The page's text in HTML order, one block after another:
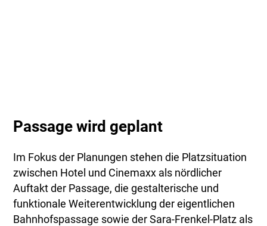
Passage wird geplant
Im Fokus der Planungen stehen die Platzsituation
zwischen Hotel und Cinemaxx als nördlicher
Auftakt der Passage, die gestalterische und
funktionale Weiterentwicklung der eigentlichen
Bahnhofspassage sowie der Sara-Frenkel-Platz als